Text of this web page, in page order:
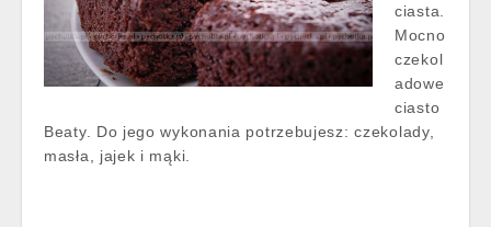
ciasta.
Mocno
czekol
adowe
ciasto
Beaty. Do jego wykonania potrzebujesz: czekolady,
masła, jajek i mąki.